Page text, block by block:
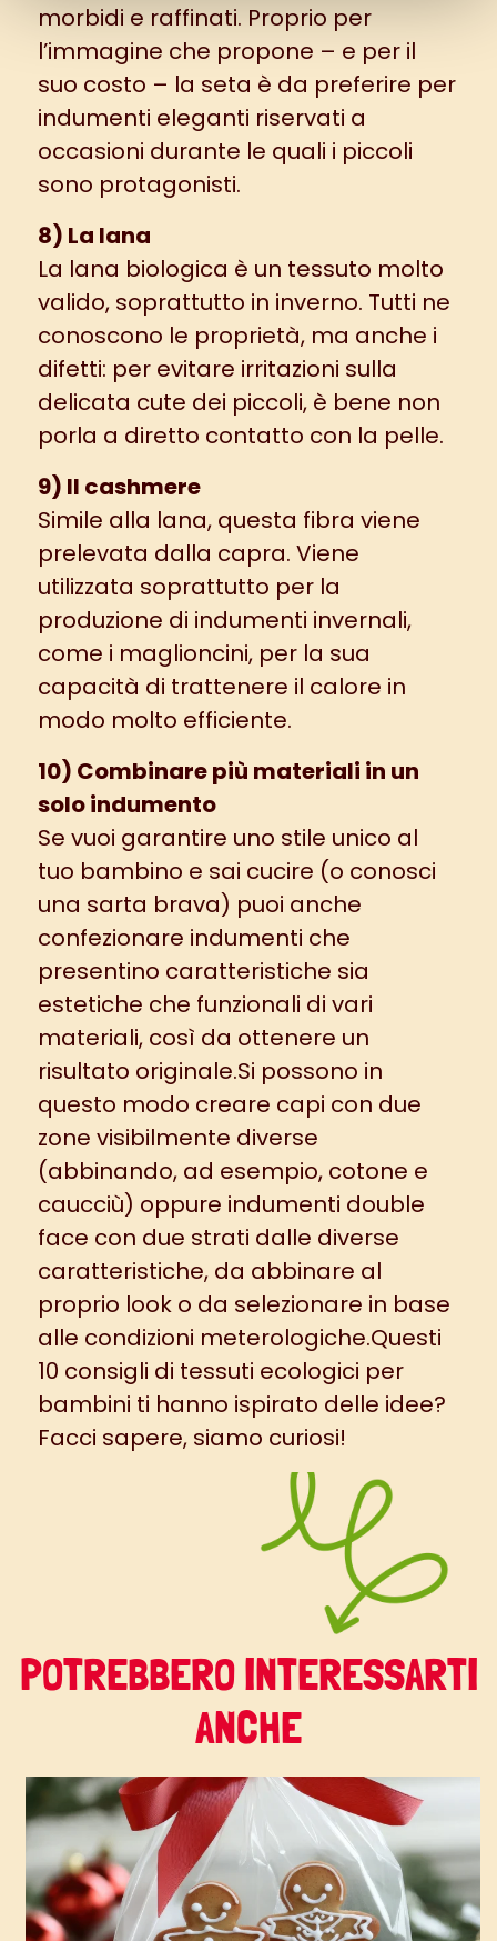
morbidi e raffinati. Proprio per
l’immagine che propone – e per il
suo costo – la seta è da preferire per
indumenti eleganti riservati a
occasioni durante le quali i piccoli
sono protagonisti.
8) La lana
La lana biologica è un tessuto molto
valido, soprattutto in inverno. Tutti ne
conoscono le proprietà, ma anche i
difetti: per evitare irritazioni sulla
delicata cute dei piccoli, è bene non
porla a diretto contatto con la pelle.
9) Il cashmere
Simile alla lana, questa fibra viene
prelevata dalla capra. Viene
utilizzata soprattutto per la
produzione di indumenti invernali,
come i maglioncini, per la sua
capacità di trattenere il calore in
modo molto efficiente.
10) Combinare più materiali in un
solo indumento
Se vuoi garantire uno stile unico al
tuo bambino e sai cucire (o conosci
una sarta brava) puoi anche
confezionare indumenti che
presentino caratteristiche sia
estetiche che funzionali di vari
materiali, così da ottenere un
risultato originale.Si possono in
questo modo creare capi con due
zone visibilmente diverse
(abbinando, ad esempio, cotone e
caucciù) oppure indumenti double
face con due strati dalle diverse
caratteristiche, da abbinare al
proprio look o da selezionare in base
alle condizioni meterologiche.Questi
10 consigli di tessuti ecologici per
bambini ti hanno ispirato delle idee?
Facci sapere, siamo curiosi!
POTREBBERO INTERESSARTI
ANCHE